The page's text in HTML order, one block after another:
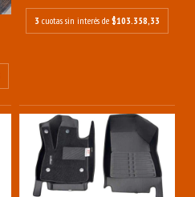
3 cuotas sin interés de $103.358,33